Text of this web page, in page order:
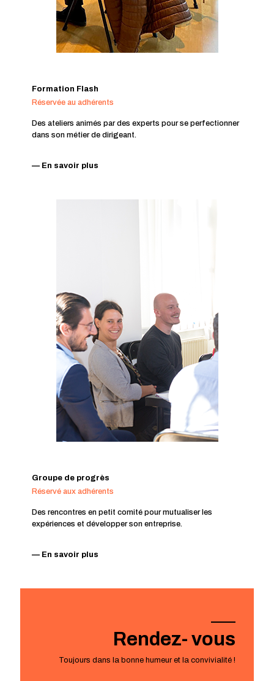
Formation Flash
Réservée au adhérents
Des ateliers animés par des experts pour se perfectionner
dans son métier de dirigeant.
— En savoir plus
Groupe de progrès
Réservé aux adhérents
Des rencontres en petit comité pour mutualiser les
expériences et développer son entreprise.
— En savoir plus
Rendez- vous
Toujours dans la bonne humeur et la convivialité !